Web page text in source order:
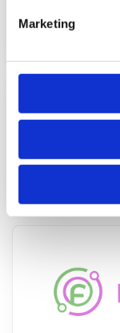
Marketing